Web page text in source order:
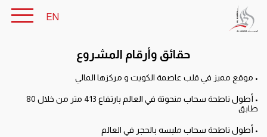
EN
حقائق وأرقام المشروع
• موقع مميز في قلب عاصمة الكويت و مركزها المالي
• أطول ناطحة سحاب منحوتة في العالم بارتفاع 413 متر من خلال 80
طابق
• أطول ناطحة سحاب ملبسه بالحجر في العالم